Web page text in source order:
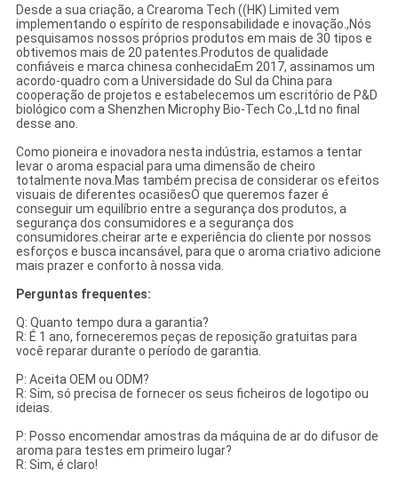
Desde a sua criação, a Crearoma Tech ((HK) Limited vem
implementando o espírito de responsabilidade e inovação.,Nós
pesquisamos nossos próprios produtos em mais de 30 tipos e
obtivemos mais de 20 patentes.Produtos de qualidade
confiáveis e marca chinesa conhecidaEm 2017, assinamos um
acordo-quadro com a Universidade do Sul da China para
cooperação de projetos e estabelecemos um escritório de P&D
biológico com a Shenzhen Microphy Bio-Tech Co.,Ltd no final
desse ano.
Como pioneira e inovadora nesta indústria, estamos a tentar
levar o aroma espacial para uma dimensão de cheiro
totalmente nova.Mas também precisa de considerar os efeitos
visuais de diferentes ocasiõesO que queremos fazer é
conseguir um equilíbrio entre a segurança dos produtos, a
segurança dos consumidores e a segurança dos
consumidores.cheirar arte e experiência do cliente por nossos
esforços e busca incansável, para que o aroma criativo adicione
mais prazer e conforto à nossa vida.
Perguntas frequentes:
Q: Quanto tempo dura a garantia?
R: É 1 ano, forneceremos peças de reposição gratuitas para
você reparar durante o período de garantia.
P: Aceita OEM ou ODM?
R: Sim, só precisa de fornecer os seus ficheiros de logotipo ou
ideias.
P: Posso encomendar amostras da máquina de ar do difusor de
aroma para testes em primeiro lugar?
R: Sim, é claro!